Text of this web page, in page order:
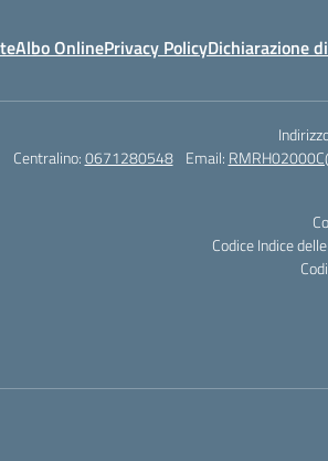
Albo OnlinePrivacy PolicyDichiarazione
Centralino:0671280548 Email:
Codice Indice